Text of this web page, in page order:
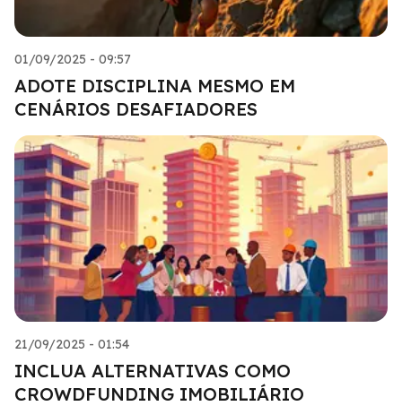
01/09/2025 - 09:57
ADOTE DISCIPLINA MESMO EM
CENÁRIOS DESAFIADORES
21/09/2025 - 01:54
INCLUA ALTERNATIVAS COMO
CROWDFUNDING IMOBILIÁRIO